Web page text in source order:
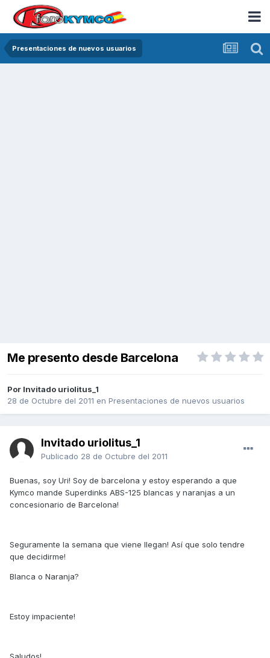
Presentaciones de nuevos usuarios
Me presento desde Barcelona
Por Invitado uriolitus_1
28 de Octubre del 2011 en Presentaciones de nuevos usuarios
Invitado uriolitus_1
Publicado 28 de Octubre del 2011
Buenas, soy Uri! Soy de barcelona y estoy esperando a que
Kymco mande Superdinks ABS-125 blancas y naranjas a un
concesionario de Barcelona!
Seguramente la semana que viene llegan! Así que solo tendre
que decidirme!
Blanca o Naranja?
Estoy impaciente!